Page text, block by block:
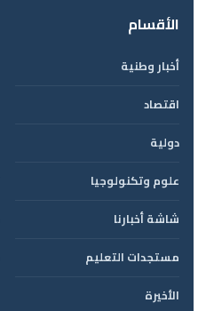
الأقسام
أخبار وطنية
اقتصاد
دولية
علوم وتكنولوجيا
شاشة أخبارنا
مستجدات التعليم
الأخيرة